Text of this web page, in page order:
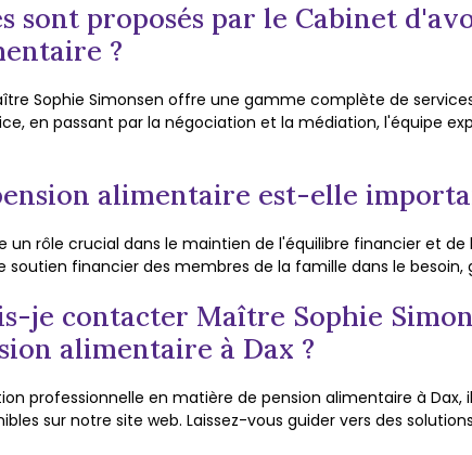
sont proposés par le Cabinet
?
Sophie Simonsen offre une gamme complète de
en passant par la négociation et la médiation, l'équipe
alimentaire est-elle
un rôle crucial dans le maintien de l'équilibre financier et
soutien financier des membres de la famille dans le
je contacter Maître Sophie
alimentaire à Dax ?
professionnelle en matière de pension alimentaire à
sur notre site web. Laissez-vous guider vers des